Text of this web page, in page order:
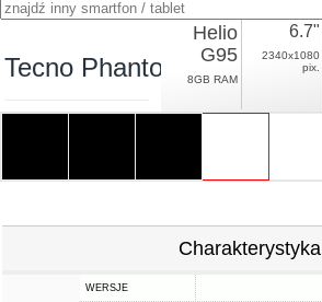
Tecno Phantom X
Helio
G95
8GB RAM
6.7"
2340x1080
pix.
Charakterystyka
WERSJE